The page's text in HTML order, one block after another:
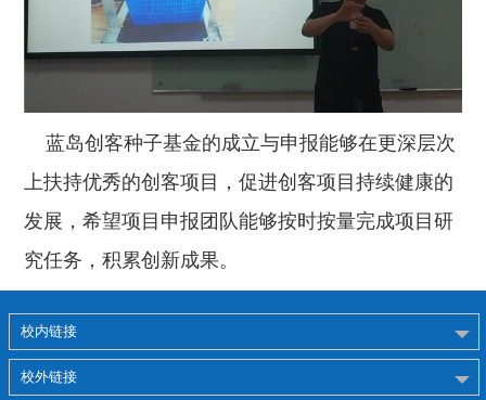
蓝岛创客种子基金的成立与申报能够在更深层次
上扶持优秀的创客项目，促进创客项目持续健康的
发展，希望项目申报团队能够按时按量完成项目研
究任务，积累创新成果。
校内链接
校外链接